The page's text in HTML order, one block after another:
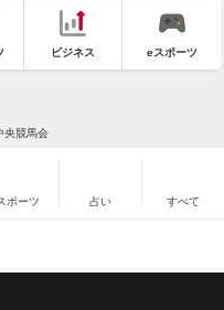
ビジネス eスポーツ
央競馬会
ポーツ 占い すべて